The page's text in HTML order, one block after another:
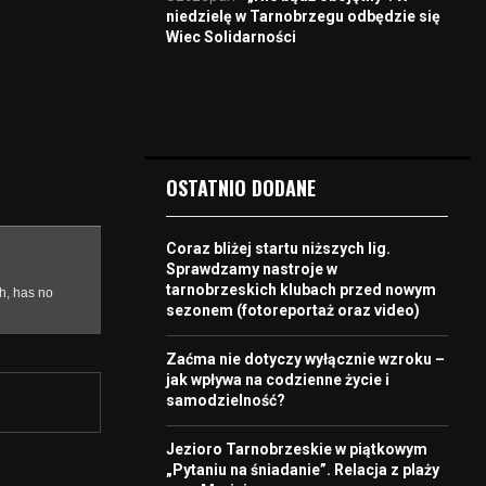
niedzielę w Tarnobrzegu odbędzie się
Wiec Solidarności
OSTATNIO DODANE
Coraz bliżej startu niższych lig.
Sprawdzamy nastroje w
tarnobrzeskich klubach przed nowym
sezonem (fotoreportaż oraz video)
Zaćma nie dotyczy wyłącznie wzroku –
jak wpływa na codzienne życie i
samodzielność?
Jezioro Tarnobrzeskie w piątkowym
„Pytaniu na śniadanie”. Relacja z plaży